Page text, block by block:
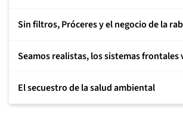
Sin filtros, Próceres y el negocio de la
Seamos realistas, los sistemas frontales
El secuestro de la salud ambiental